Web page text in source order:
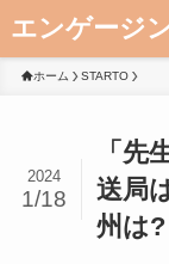
エンゲージ
ホーム STARTO
「先
送局
州は?
2024
1/18